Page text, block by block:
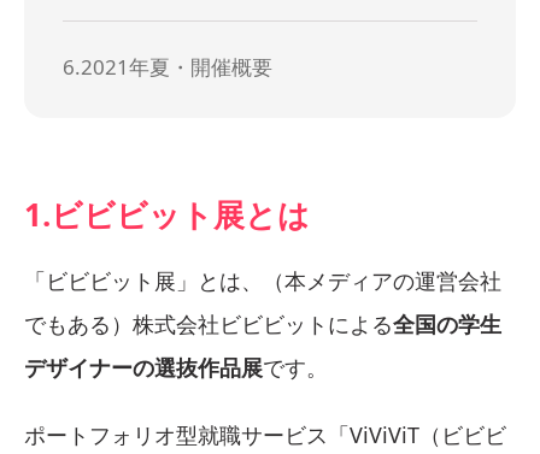
6.2021年夏・開催概要
1.ビビビット展とは
「ビビビット展」とは、（本メディアの運営会社
でもある）株式会社ビビビットによる全国の学生
デザイナーの選抜作品展です。
ポートフォリオ型就職サービス「ViViViT（ビビビ